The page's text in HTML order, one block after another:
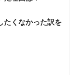
たくなかった訳を